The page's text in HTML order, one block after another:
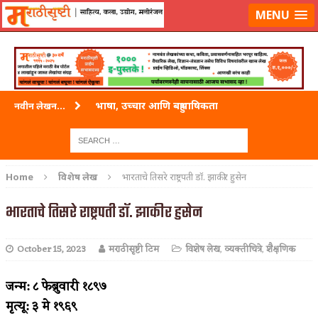
लॉग-इन करा|लेखक नोंदणी कराMENU
नवीन लेखन... भाषा, उच्चार आणि बहुभाषिकता
ताम्र – एक अफलातून धातू (COPPER)
अशी एक कविता लिहू इच्छिते
पाटलाची विहीर
शपथ
Home विशेष लेख भारताचे तिसरे राष्ट्रपती डॉ. झाकीर हुसेन
भारताचे तिसरे राष्ट्रपती डॉ. झाकीर हुसेन
October 15, 2023 मराठीसृष्टी टिम विशेष लेख,व्यक्तीचित्रे,शैक्षणिक
जन्म: ८ फेब्रुवारी १८९७
मृत्यू: ३ मे १९६९